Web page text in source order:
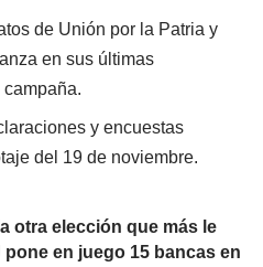
de Unión por la Patria y
en sus últimas
y encuestas
del 19 de noviembre.
otra elección que más le
pone en juego 15 bancas en